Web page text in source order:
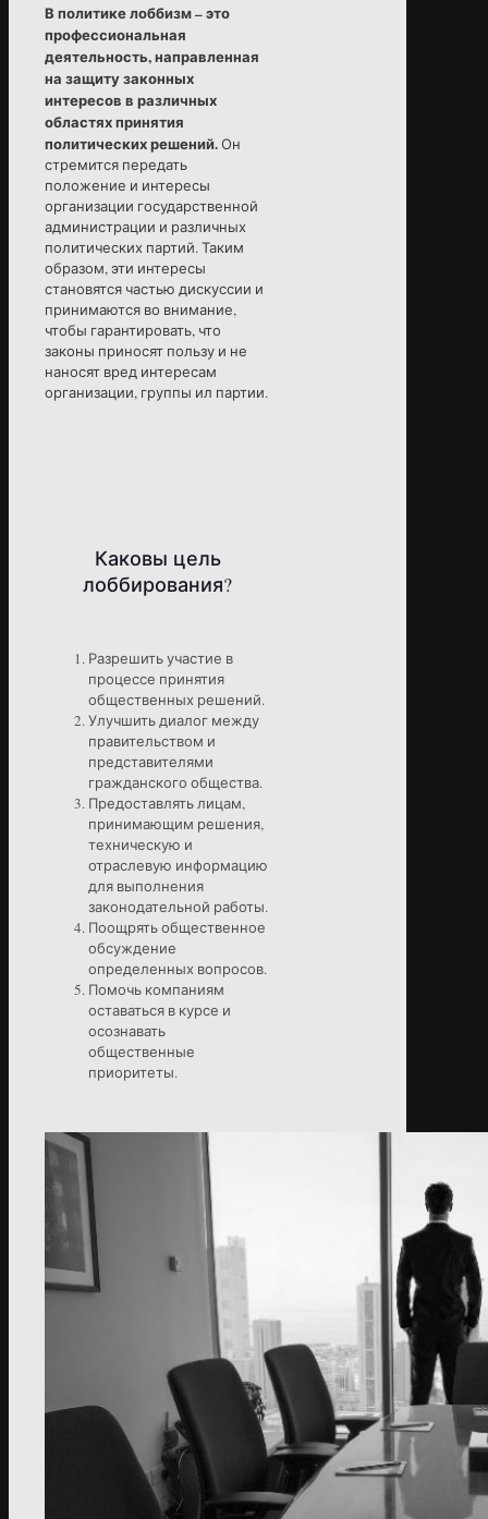
В политике лоббизм – это
профессиональная
деятельность, направленная
на защиту законных
интересов в различных
областях принятия
политических решений.Он
стремится передать
положение и интересы
организации государственной
администрации и различных
политических партий. Таким
образом, эти интересы
становятся частью дискуссии и
принимаются во внимание,
чтобы гарантировать, что
законы приносят пользу и не
наносят вред интересам
организации, группы ил партии.
Каковы цель
лоббирования?
Разрешить участие в
процессе принятия
общественных решений.
Улучшить диалог между
правительством и
представителями
гражданского общества.
Предоставлять лицам,
принимающим решения,
техническую и
отраслевую информацию
для выполнения
законодательной работы.
Поощрять общественное
обсуждение
определенных вопросов.
Помочь компаниям
оставаться в курсе и
осознавать
общественные
приоритеты.